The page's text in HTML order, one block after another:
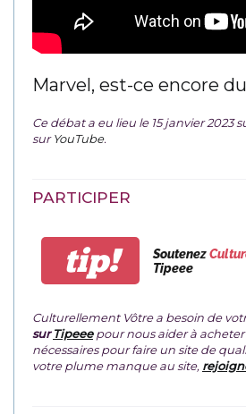
Marvel, est-ce encore
Ce débat a eu lieu le 15 janvier 2023
surYouTube.
PARTICIPER
tip! Soutenez
Tipeee
Culturellement Vôtre a besoin de
surTipeeepour nous aider à
nécessaires pour faire un site de
votre plume manque au site,